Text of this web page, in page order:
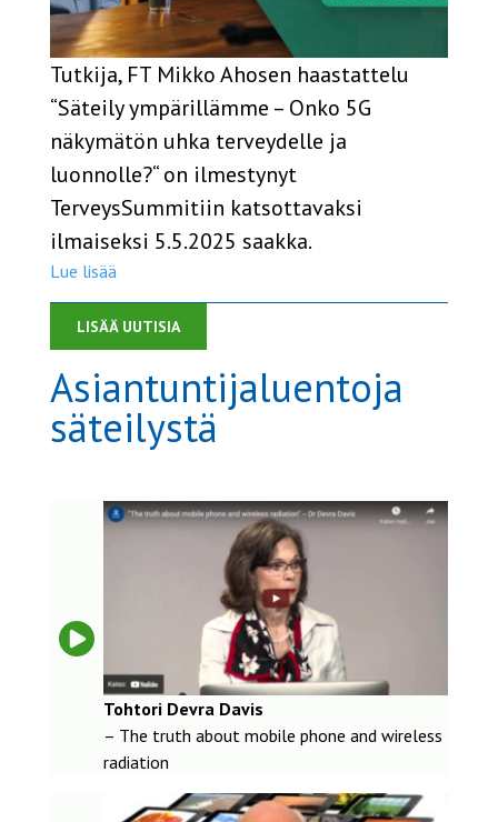
Tutkija, FT Mikko Ahosen haastattelu
“Säteily ympärillämme – Onko 5G
näkymätön uhka terveydelle ja
luonnolle?“ on ilmestynyt
TerveysSummitiin katsottavaksi
ilmaiseksi 5.5.2025 saakka.
Lue lisää
LISÄÄ UUTISIA
Asiantuntijaluentoja
säteilystä
Tohtori Devra Davis
– The truth about mobile phone and wireless
radiation